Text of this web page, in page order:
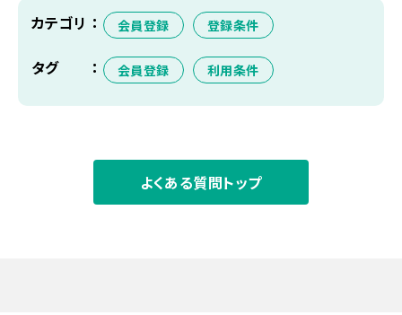
カテゴリ 会員登録 登録条件
タグ 会員登録 利用条件
よくある質問トップ